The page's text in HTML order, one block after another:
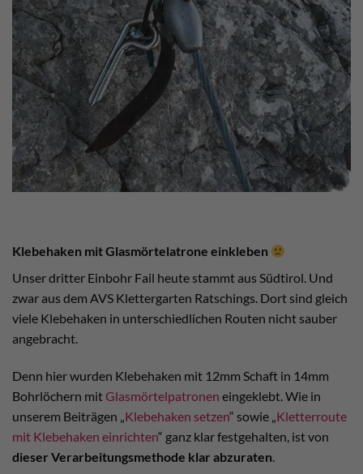
Klebehaken mit Glasmörtelatrone einkleben
Unser dritter Einbohr Fail heute stammt aus Südtirol. Und
zwar aus dem AVS Klettergarten Ratschings. Dort sind gleich
viele Klebehaken in unterschiedlichen Routen nicht sauber
angebracht.
Denn hier wurden Klebehaken mit 12mm Schaft in 14mm
Bohrlöchern mitGlasmörtelpatronen eingeklebt. Wie in
unserem Beiträgen „Klebehaken setzen“ sowie „Kletterroute
mit Klebehaken einrichten“ ganz klar festgehalten, ist von
dieser Verarbeitungsmethode klar abzuraten.